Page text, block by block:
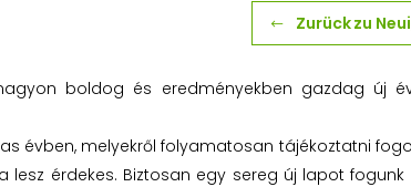
Zurück zu
boldog és eredményekben gazdag új
évben, melyekről folyamatosan tájékoztatni
lesz érdekes. Biztosan egy sereg új lapot fogunk